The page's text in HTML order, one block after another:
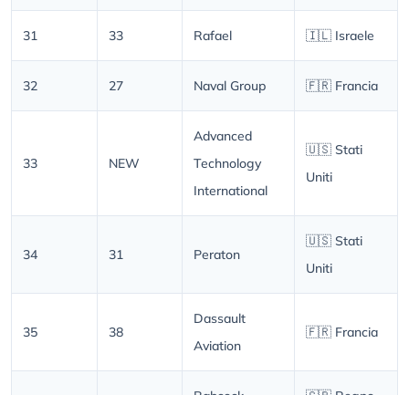
31 33 Rafael 🇮🇱 Israele
32 27 Naval Group 🇫🇷 Francia
33 NEW
Advanced
Technology
International
🇺🇸 Stati
Uniti
34 31 Peraton
🇺🇸 Stati
Uniti
35 38
Dassault
Aviation
🇫🇷 Francia